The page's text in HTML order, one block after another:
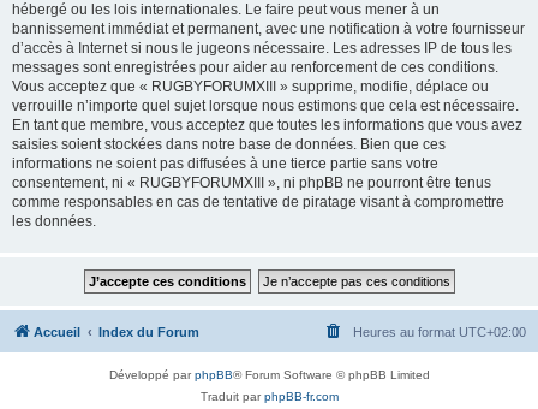
hébergé ou les lois internationales. Le faire peut vous mener à un
bannissement immédiat et permanent, avec une notification à votre fournisseur
d’accès à Internet si nous le jugeons nécessaire. Les adresses IP de tous les
messages sont enregistrées pour aider au renforcement de ces conditions.
Vous acceptez que « RUGBYFORUMXIII » supprime, modifie, déplace ou
verrouille n’importe quel sujet lorsque nous estimons que cela est nécessaire.
En tant que membre, vous acceptez que toutes les informations que vous avez
saisies soient stockées dans notre base de données. Bien que ces
informations ne soient pas diffusées à une tierce partie sans votre
consentement, ni « RUGBYFORUMXIII », ni phpBB ne pourront être tenus
comme responsables en cas de tentative de piratage visant à compromettre
les données.
Accueil Index du Forum Heures au format UTC+02:00
Développé parphpBB® Forum Software © phpBB Limited
Traduit parphpBB-fr.com